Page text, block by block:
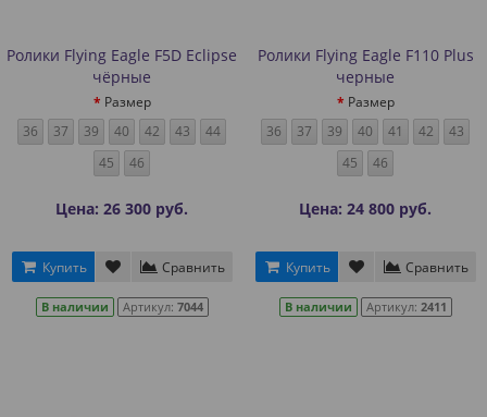
Ролики Flying Eagle F5D Eclipse
чёрные
Размер
36
37 39 40 42 43
44
45
46
Цена: 26 300 руб.
Купить Сравнить
В наличии Артикул: 7044
Ролики Flying Eagle F110 Plus
черные
Размер
36
37 39 40 41 42
43
45
46
Цена: 24 800 руб.
Купить Сравнить
В наличии Артикул: 2411